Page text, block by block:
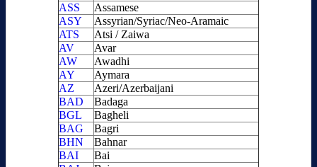
ASS
Assamese
ASY
Assyrian/Syriac/Neo-Aramaic
ATS
Atsi / Zaiwa
AV
Avar
AW
Awadhi
AY
Aymara
AZ
Azeri/Azerbaijani
BAD
Badaga
BGL
Bagheli
BAG
Bagri
BHN
Bahnar
BAI
Bai